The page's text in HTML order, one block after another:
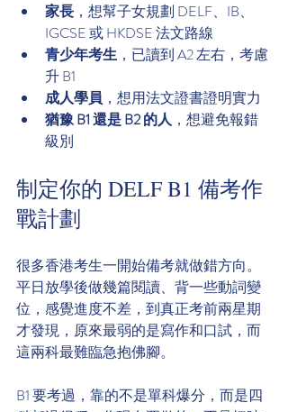
家長 ，想幫子女規劃 DELF、IB、
IGCSE 或 HKDSE 法文路線
青少年考生 ，已讀到 A2 左右，考慮
升 B1
成人學員 ，想用法文證書證明實力
猶豫 B1 還是 B2 的人，想避免報錯
級別
制定你的 DELF B1 備考作
戰計劃
很多香港考生一開始備考就做錯方向。
平日放學後做幾篇閱讀、背一些動詞變
位，感覺進度不差，到真正考前兩星期
才發現，原來最弱的是寫作和口試，而
這兩科最難臨急抱佛腳。
B1 要考過，靠的不是單科爆分，而是四